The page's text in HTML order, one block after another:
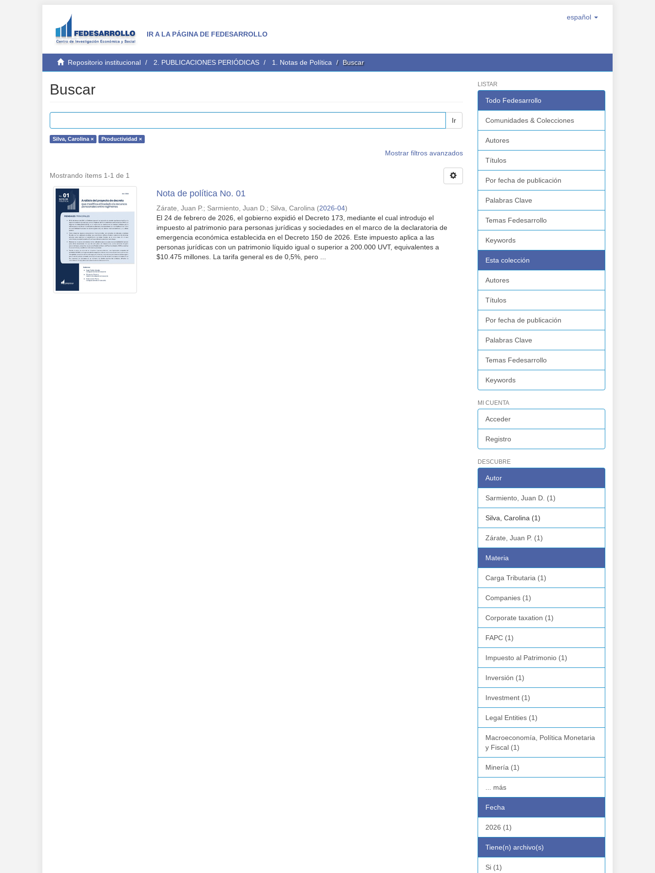
IR A LA PÁGINA DE FEDESARROLLO
español
Repositorio institucional 2. PUBLICACIONES PERIÓDICAS 1. Notas de Política Buscar
Buscar
Ir
Silva, Carolina × Productividad ×
Mostrar filtros avanzados
Mostrando ítems 1-1 de 1
Nota de política No. 01
Zárate, Juan P.; Sarmiento, Juan D.; Silva, Carolina (2026-04)
El 24 de febrero de 2026, el gobierno expidió el Decreto 173, mediante el cual introdujo el
impuesto al patrimonio para personas jurídicas y sociedades en el marco de la declaratoria de
emergencia económica establecida en el Decreto 150 de 2026. Este impuesto aplica a las
personas jurídicas con un patrimonio líquido igual o superior a 200.000 UVT, equivalentes a
$10.475 millones. La tarifa general es de 0,5%, pero ...
LISTAR
Todo Fedesarrollo
Comunidades & Colecciones
Autores
Títulos
Por fecha de publicación
Palabras Clave
Temas Fedesarrollo
Keywords
Esta colección
Autores
Títulos
Por fecha de publicación
Palabras Clave
Temas Fedesarrollo
Keywords
MI CUENTA
Acceder
Registro
DESCUBRE
Autor
Sarmiento, Juan D. (1)
Silva, Carolina (1)
Zárate, Juan P. (1)
Materia
Carga Tributaria (1)
Companies (1)
Corporate taxation (1)
FAPC (1)
Impuesto al Patrimonio (1)
Inversión (1)
Investment (1)
Legal Entities (1)
Macroeconomía, Política Monetaria
y Fiscal (1)
Minería (1)
... más
Fecha
2026 (1)
Tiene(n) archivo(s)
Si (1)